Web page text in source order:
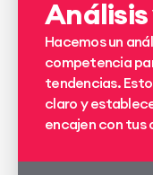
Hacemos un
competencia
tendencias.
claro y
encajen con tus